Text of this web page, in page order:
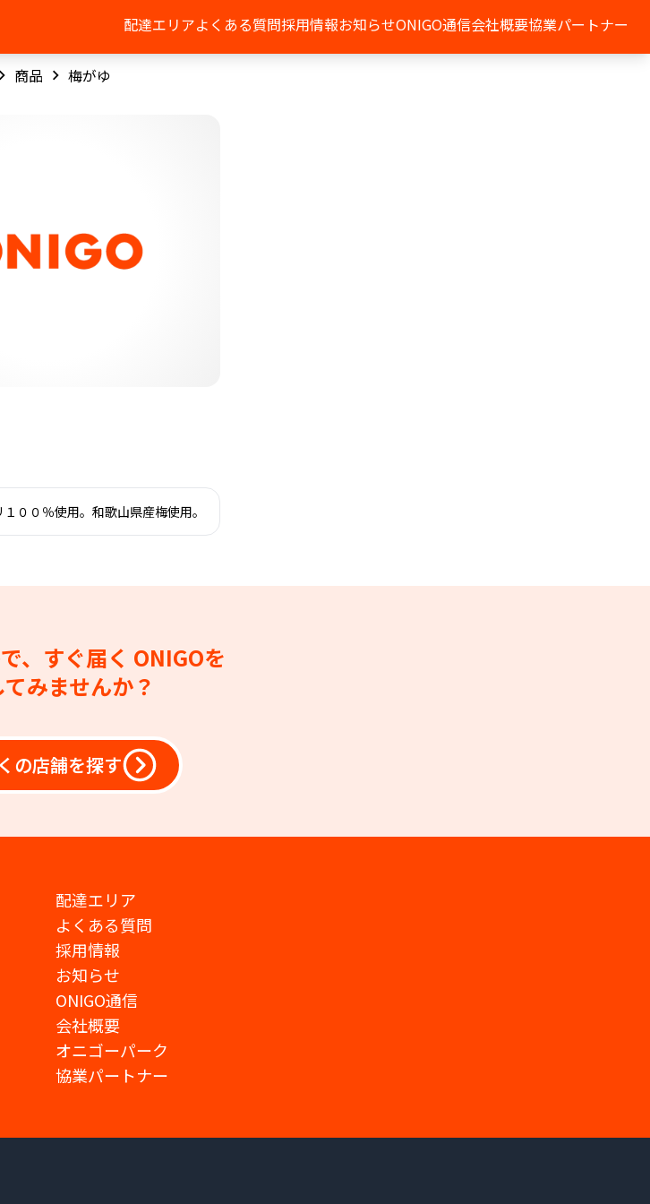
配達エリアよくある質問採用情報お知らせONIGO通信会社概要協業パートナー
商品 梅がゆ
００％使用。和歌山県産梅使用。
、すぐ届く ONIGOを
みませんか？
の店舗を探す
配達エリア
よくある質問
採用情報
お知らせ
ONIGO通信
会社概要
オニゴーパーク
協業パートナー